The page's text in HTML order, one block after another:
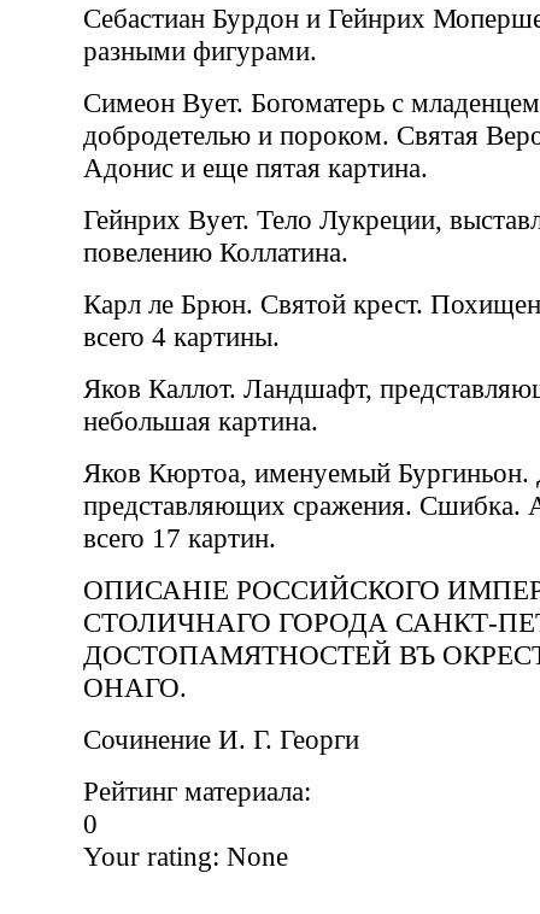
Себастиан Бурдон и Гейнрих
разными фигурами.
Симеон Вует. Богоматерь с
добродетелью и пороком. Святая
Адонис и еще пятая картина.
Гейнрих Вует. Тело Лукреции,
повелению Коллатина.
Карл ле Брюн. Святой крест.
всего 4 картины.
Яков Каллот. Ландшафт,
небольшая картина.
Яков Кюртоа, именуемый Бургиньон.
представляющих сражения. Сшибка.
всего 17 картин.
ОПИСАНIЕ РОССИЙСКОГО
СТОЛИЧНАГО ГОРОДА САНКТ-
ДОСТОПАМЯТНОСТЕЙ ВЪ
ОНАГО.
Сочинение И. Г. Георги
Рейтинг материала:
0
Your rating: None